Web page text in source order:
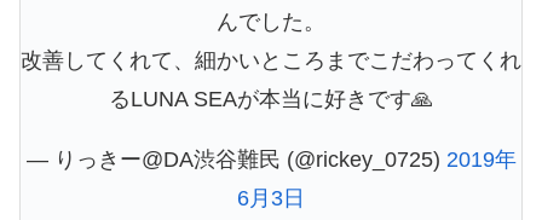
んでした。
改善してくれて、細かいところまでこだわってくれ
るLUNA SEAが本当に好きです🙏
— りっきー@DA渋谷難民 (@rickey_0725) 2019年
6月3日